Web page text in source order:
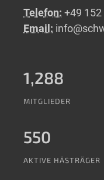
Telefon: +49
Email:
1,288
MITGLIEDER
550
AKTIVE HÄSTRÄGER